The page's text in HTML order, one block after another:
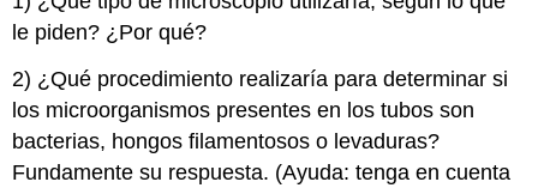
le piden? ¿Por qué?
2) ¿Qué procedimiento realizaría para determinar si
los microorganismos presentes en los tubos son
bacterias, hongos filamentosos o levaduras?
Fundamente su respuesta. (Ayuda: tenga en cuenta